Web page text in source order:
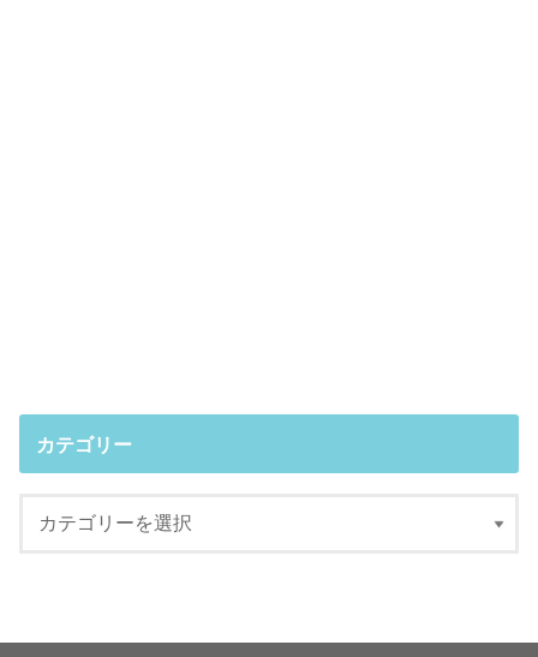
カテゴリー